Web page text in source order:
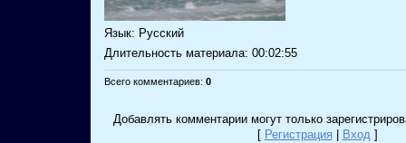
Язык: Русский
Длительность материала: 00:02:55
Всего комментариев: 0
Добавлять комментарии могут только
[ Регистрация | Вход ]